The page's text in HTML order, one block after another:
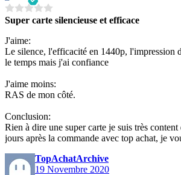
Super carte silencieuse et efficace
J'aime:
Le silence, l'efficacité en 1440p, l'impression
le temps mais j'ai confiance
J'aime moins:
RAS de mon côté.
Conclusion:
Rien à dire une super carte je suis très
jours après la commande avec top achat, je
TopAchatArchive
19 Novembre 2020